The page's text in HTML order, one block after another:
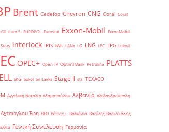
Brent Cedefop Chevron CNG Coral Coral
Oil euro 5 EUROPOL Eurostat Exxon-Mobil ExxonMobil
interlock IRIS kWh LANA LG LNG LPC LPG Lukoil
OPEC+ Open TV Optima Bank Petrolina PLATTS
SKG Sokol Sri Lanka Stage II sts TEXACO
Αγγελική Ναταλία Αδαμοπούλου Αλβανία Αλεξανδρούπολη
Αχτσιόγλου Έφη ΒΕΘ Βέττας Ι. Βαλκάνια Βασίλης Βασιλειάδης
Γενική Συνέλευση Γερμανία